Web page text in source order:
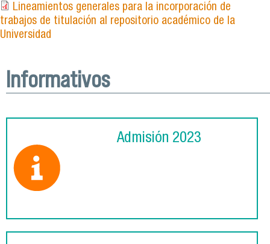
Lineamientos generales para la incorporación de
trabajos de titulación al repositorio académico de la
Universidad
Informativos
Admisión 2023